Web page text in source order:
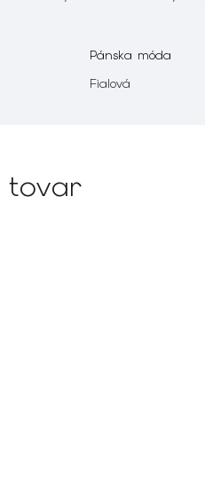
Pánska móda
Fialová
tovar